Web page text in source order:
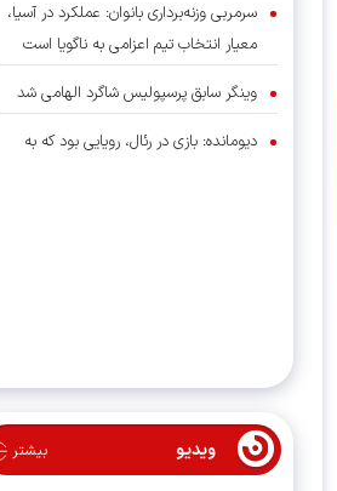
سرمربی وزنه‌برداری بانوان: عملکرد در آسیا،
معیار انتخاب تیم اعزامی به ناگویا است
وینگر سابق پرسپولیس شاگرد الهامی شد
دیومانده: بازی در رئال، رویایی بود که به
ویدیو بیشتر